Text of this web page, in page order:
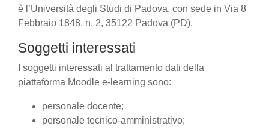
è l’Università degli Studi di Padova, con sede in Via 8
Febbraio 1848, n. 2, 35122 Padova (PD).
Soggetti interessati
I soggetti interessati al trattamento dati della
piattaforma Moodle e-learning sono:
personale docente;
personale tecnico-amministrativo;